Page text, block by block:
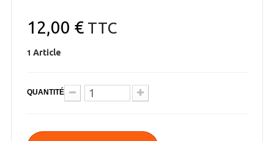
12,00 €TTC
1 Article
QUANTITÉ